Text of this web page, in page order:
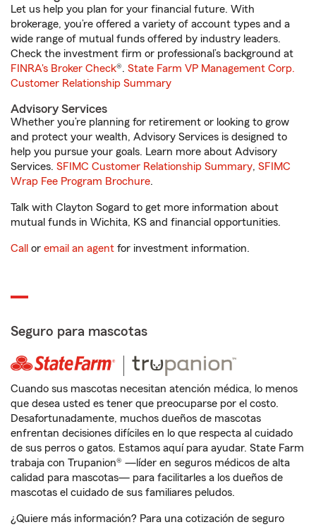
Let us help you plan for your financial future. With
brokerage, you’re offered a variety of account types and a
wide range of mutual funds offered by industry leaders.
Check the investment firm or professional’s background at
FINRA's Broker Check®. State Farm VP Management Corp.
Customer Relationship Summary
Advisory Services
Whether you’re planning for retirement or looking to grow
and protect your wealth, Advisory Services is designed to
help you pursue your goals. Learn more about Advisory
Services. SFIMC Customer Relationship Summary, SFIMC
Wrap Fee Program Brochure.
Talk with Clayton Sogard to get more information about
mutual funds in Wichita, KS and financial opportunities.
Call or email an agent for investment information.
Seguro para mascotas
Cuando sus mascotas necesitan atención médica, lo menos
que desea usted es tener que preocuparse por el costo.
Desafortunadamente, muchos dueños de mascotas
enfrentan decisiones difíciles en lo que respecta al cuidado
de sus perros o gatos. Estamos aquí para ayudar. State Farm
trabaja con Trupanion® —líder en seguros médicos de alta
calidad para mascotas— para facilitarles a los dueños de
mascotas el cuidado de sus familiares peludos.
¿Quiere más información? Para una cotización de seguro